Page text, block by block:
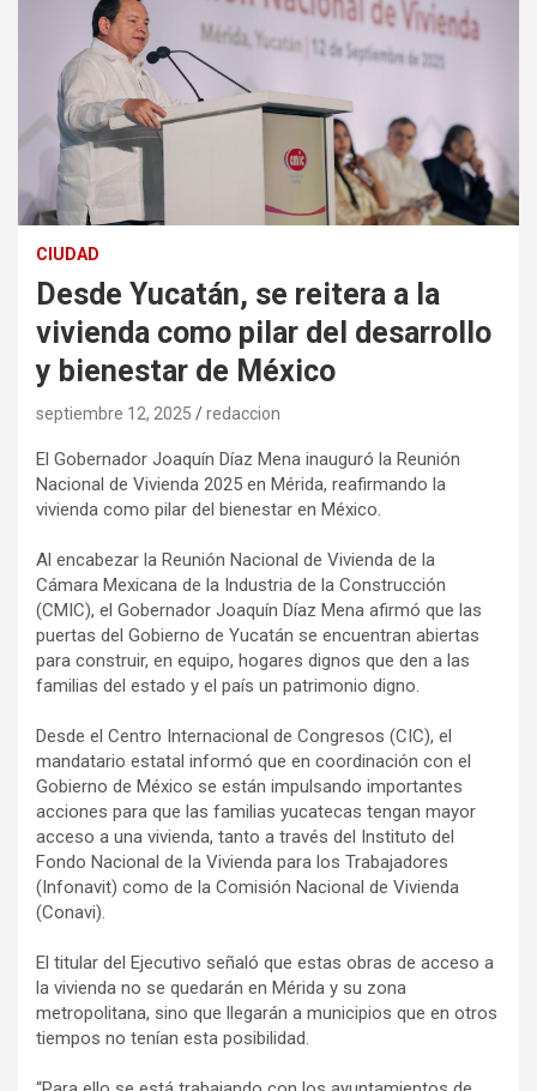
CIUDAD
Desde Yucatán, se reitera a la
vivienda como pilar del desarrollo
y bienestar de México
septiembre 12, 2025 redaccion
El Gobernador Joaquín Díaz Mena inauguró la Reunión
Nacional de Vivienda 2025 en Mérida, reafirmando la
vivienda como pilar del bienestar en México.
Al encabezar la Reunión Nacional de Vivienda de la
Cámara Mexicana de la Industria de la Construcción
(CMIC), el Gobernador Joaquín Díaz Mena afirmó que las
puertas del Gobierno de Yucatán se encuentran abiertas
para construir, en equipo, hogares dignos que den a las
familias del estado y el país un patrimonio digno.
Desde el Centro Internacional de Congresos (CIC), el
mandatario estatal informó que en coordinación con el
Gobierno de México se están impulsando importantes
acciones para que las familias yucatecas tengan mayor
acceso a una vivienda, tanto a través del Instituto del
Fondo Nacional de la Vivienda para los Trabajadores
(Infonavit) como de la Comisión Nacional de Vivienda
(Conavi).
El titular del Ejecutivo señaló que estas obras de acceso a
la vivienda no se quedarán en Mérida y su zona
metropolitana, sino que llegarán a municipios que en otros
tiempos no tenían esta posibilidad.